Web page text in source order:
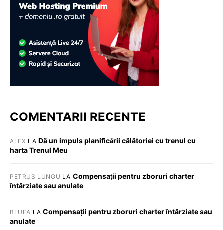
COMENTARII RECENTE
ALEX LA Dă un impuls planificării călătoriei cu trenul cu
harta Trenul Meu
PETRUȘ LUNGU LA Compensații pentru zboruri charter
întârziate sau anulate
BLUEA LACompensații pentru zboruri charter întârziate sau
anulate